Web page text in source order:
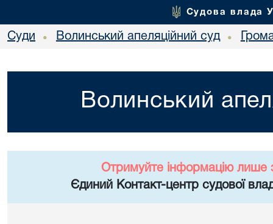
Судова влада
Суди • Волинський апеляційний суд •
Волинський
Отримуйте інформацію лише
Єдиний Контакт-центр судової